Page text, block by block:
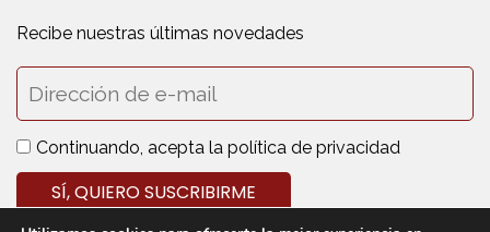
Recibe nuestras últimas novedades
Continuando, acepta la política de privacidad